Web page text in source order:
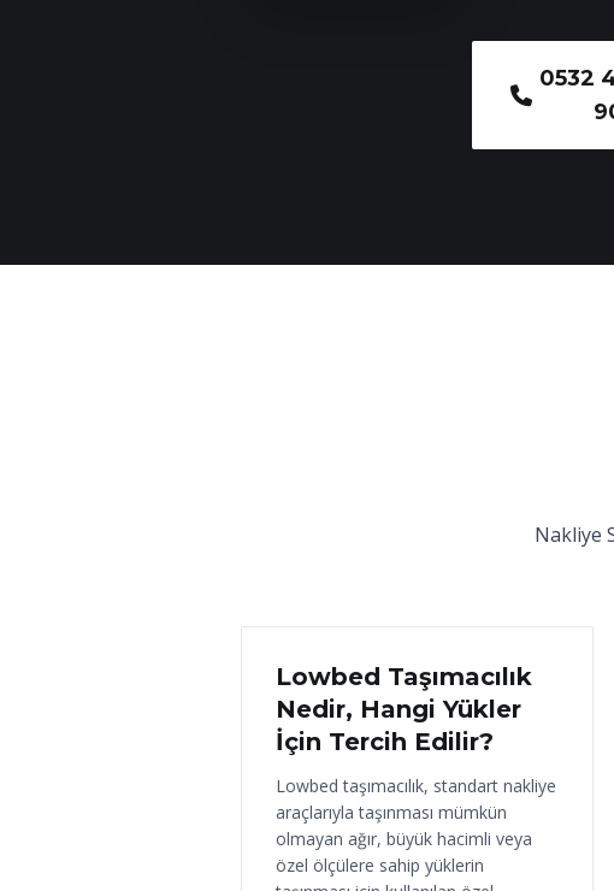
0532
Nakliye
18 Haziran 2026
Lowbed Taşımacılık
Nedir, Hangi Yükler
İçin Tercih Edilir?
Lowbed taşımacılık, standart nakliye
araçlarıyla taşınması mümkün
olmayan ağır, büyük hacimli veya
özel ölçülere sahip yüklerin